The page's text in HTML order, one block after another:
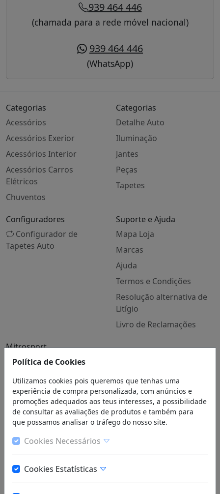
939 464 446
(chamada para a rede móvel nacional)
939 464 446
(WhatsApp)
Categorias
Acessórios
Acessórios Exerior
Acessórios Interior
Acessórios Carros
Elétricos
Chuventos
Categorias
Detalhe Auto
Iluminação
Jantes
Peças
Tapetes
Configuradores
Configurador de
Tapetes Auto
Suporte e Ajuda
Mapa Loja
Marcas
Ajuda
Termos e Condições
Resolução alternativa de
Litígio
Livro de Reclamações
Mitrosport
Quem Somos
Contactos
Blog
Registe-se na Newsletter
Política de Cookies
Utilizamos cookies pois queremos que tenhas uma
experiência de compra personalizada, com anúncios e
promoções adequados aos teus interesses, a possibilidade
de consultar as avaliações de produtos e também para
que possamos analisar o tráfego do nosso site.
Cookies Necessários
Cookies Estatísticas